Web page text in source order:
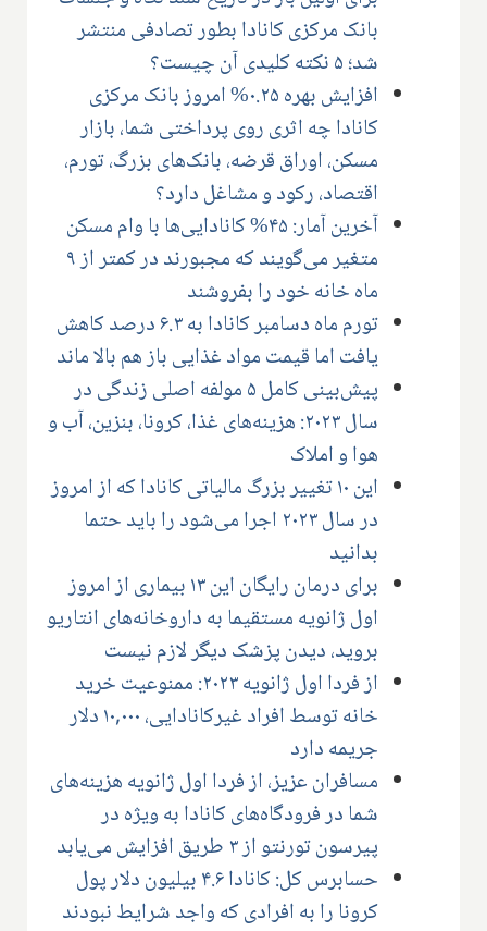
بانک مرکزی کانادا بطور تصادفی منتشر
شد؛ ۵ نکته کلیدی آن چیست؟
افزایش بهره ۰.۲۵% امروز بانک مرکزی
کانادا چه اثری روی پرداختی شما، بازار
مسکن، اوراق قرضه، بانک‌های بزرگ، تورم،
اقتصاد، رکود و مشاغل دارد؟
آخرین آمار: ۴۵% کانادایی‌ها با وام مسکن
متغیر می‌گویند که مجبورند در کمتر از ۹
ماه خانه خود را بفروشند
تورم ماه دسامبر کانادا به ۶.۳ درصد کاهش
یافت اما قیمت مواد غذایی باز هم بالا ماند
پیش‌بینی کامل ۵ مولفه اصلی زندگی در
سال ۲۰۲۳: هزینه‌های غذا، کرونا، بنزین، آب و
هوا و املاک
این ۱۰ تغییر بزرگ مالیاتی کانادا که از امروز
در سال ۲۰۲۳ اجرا می‌شود را باید حتما
بدانید
برای درمان رایگان این ۱۳ بیماری از امروز
اول ژانویه مستقیما به داروخانه‌های انتاریو
بروید، دیدن پزشک دیگر لازم نیست
از فردا اول ژانویه ۲۰۲۳: ممنوعیت خرید
خانه توسط افراد غیرکانادایی، ۱۰,۰۰۰ دلار
جریمه دارد
مسافران عزیز، از فردا اول ژانویه هزینه‌های
شما در فرودگاه‌های کانادا به ویژه در
پیرسون تورنتو از ۳ طریق افزایش می‌یابد
حسابرس کل: کانادا ۴.۶ بیلیون دلار پول
کرونا را به افرادی که واجد شرایط نبودند